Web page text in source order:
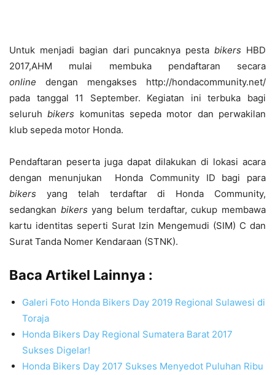
Untuk menjadi bagian dari puncaknya pestabikers HBD
2017,AHM mulai membuka pendaftaran secara
online dengan mengakses http://hondacommunity.net/
pada tanggal 11 September. Kegiatan ini terbuka bagi
seluruhbikers komunitas sepeda motor dan perwakilan
klub sepeda motor Honda.
Pendaftaran peserta juga dapat dilakukan di lokasi acara
dengan menunjukan Honda Community ID bagi para
bikers yang telah terdaftar di Honda Community,
sedangkan bikers yang belum terdaftar, cukup membawa
kartu identitas seperti Surat Izin Mengemudi (SIM) C dan
Surat Tanda Nomer Kendaraan (STNK).
Baca Artikel Lainnya :
Galeri Foto Honda Bikers Day 2019 Regional Sulawesi di
Toraja
Honda Bikers Day Regional Sumatera Barat 2017
Sukses Digelar!
Honda Bikers Day 2017 Sukses Menyedot Puluhan Ribu